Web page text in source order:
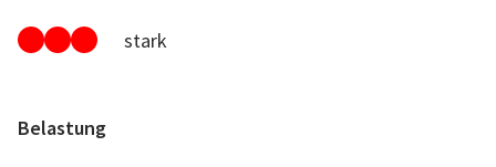
stark
Belastung